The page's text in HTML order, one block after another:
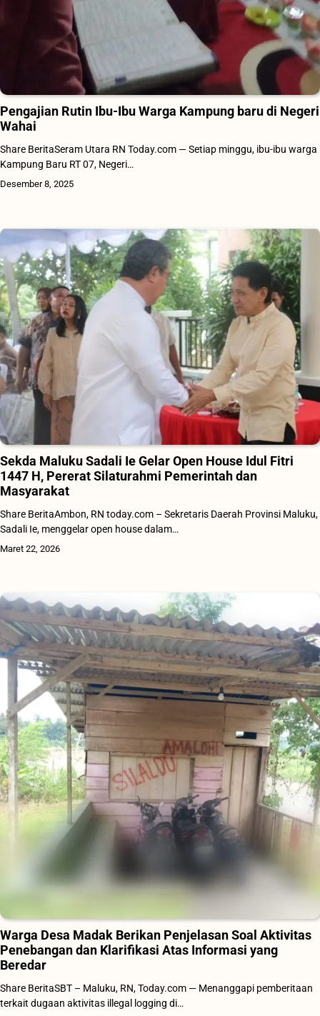
Pengajian Rutin Ibu-Ibu Warga Kampung baru di Negeri
Wahai
Share BeritaSeram Utara RN Today.com — Setiap minggu, ibu-ibu warga
Kampung Baru RT 07, Negeri…
Desember 8, 2025
Sekda Maluku Sadali Ie Gelar Open House Idul Fitri
1447 H, Pererat Silaturahmi Pemerintah dan
Masyarakat
Share BeritaAmbon, RN today.com – Sekretaris Daerah Provinsi Maluku,
Sadali Ie, menggelar open house dalam…
Maret 22, 2026
Warga Desa Madak Berikan Penjelasan Soal Aktivitas
Penebangan dan Klarifikasi Atas Informasi yang
Beredar
Share BeritaSBT – Maluku, RN, Today.com — Menanggapi pemberitaan
terkait dugaan aktivitas illegal logging di…